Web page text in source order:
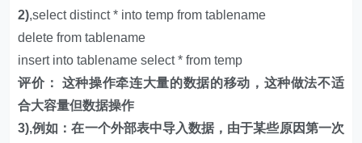
2),select distinct * into temp from tablename
delete from tablename
insert into tablename select * from temp
评价： 这种操作牵连大量的数据的移动，这种做法不适
合大容量但数据操作
3),例如：在一个外部表中导入数据，由于某些原因第一次